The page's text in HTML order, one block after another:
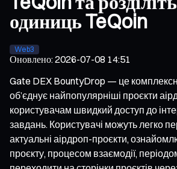
одиниць TeQoin
Web3
Оновлено:2026-07-08 14:51
Gate DEX BountyDrop — це
об’єднує найпопулярніші проєкти
користувачам швидкий доступ до
завдань. Користувачі можуть легко
актуальні аірдроп-проєкти,
проєкту, процесом взаємодії,